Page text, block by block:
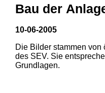
1 2
Bau der
10-06-2005
Die Bilder stammen von
des SEV. Sie
Grundlagen.